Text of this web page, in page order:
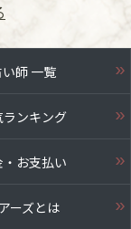
い師 一覧
ランキング
・お支払い
ーズとは